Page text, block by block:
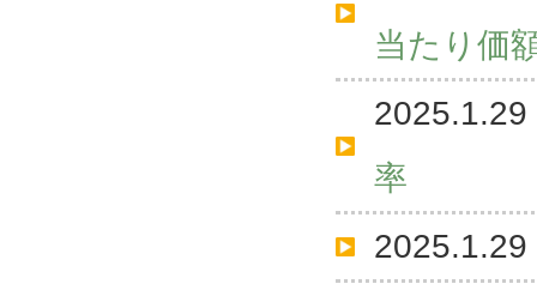
当たり価
2025.1.29
率
2025.1.29